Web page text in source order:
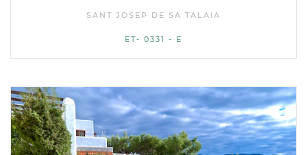
SANT JOSEP DE SA TALAIA
ET- 0331 - E